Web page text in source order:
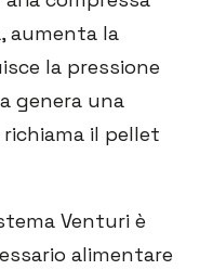
aumenta la
la pressione
genera una
richiama il pellet
Venturi è
alimentare